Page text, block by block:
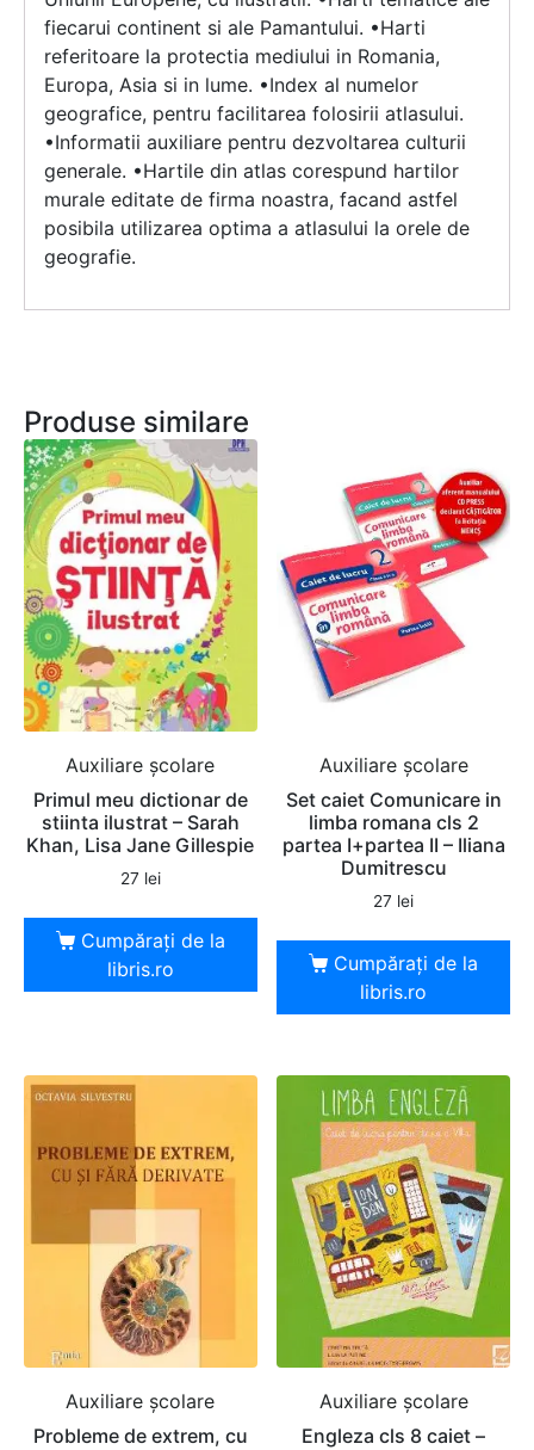
fiecarui continent si ale Pamantului. •Harti
referitoare la protectia mediului in Romania,
Europa, Asia si in lume. •Index al numelor
geografice, pentru facilitarea folosirii atlasului.
•Informatii auxiliare pentru dezvoltarea culturii
generale. •Hartile din atlas corespund hartilor
murale editate de firma noastra, facand astfel
posibila utilizarea optima a atlasului la orele de
geografie.
Produse similare
Auxiliare şcolare
Primul meu dictionar de
stiinta ilustrat – Sarah
Khan, Lisa Jane Gillespie
27 lei
Cumpărați de la
libris.ro
Auxiliare şcolare
Set caiet Comunicare in
limba romana cls 2
partea I+partea II – Iliana
Dumitrescu
27 lei
Cumpărați de la
libris.ro
Auxiliare şcolare
Probleme de extrem, cu
Auxiliare şcolare
Engleza cls 8 caiet –